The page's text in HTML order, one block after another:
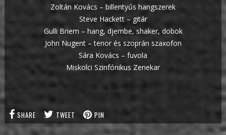
Zoltán Kovács – billentyűs hangszerek
Steve Hackett – gitár
Gulli Briem – hang, djembe, shaker, dobok
John Nugent – tenor és szoprán szaxofon
Sára Kovács – fuvola
Miskolci Szinfónikus Zenekar
SHARE TWEET PIN